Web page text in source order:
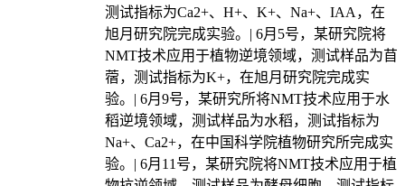
测试指标为Ca2+、H+、K+、Na+、IAA，在
旭月研究院完成实验。| 6月5号，某研究院将
NMT技术应用于植物逆境领域，测试样品为苜
蓿，测试指标为K+，在旭月研究院完成实
验。| 6月9号，某研究所将NMT技术应用于水
稻逆境领域，测试样品为水稻，测试指标为
Na+、Ca2+，在中国科学院植物研究所完成实
验。| 6月11号，某研究院将NMT技术应用于植